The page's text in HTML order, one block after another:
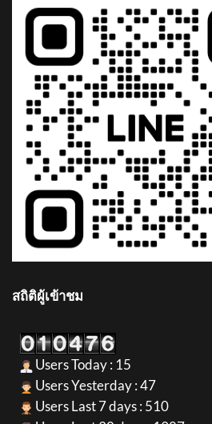
สถิติผู้เข้าชม
Users Today : 15
Users Yesterday : 47
Users Last 7 days : 510